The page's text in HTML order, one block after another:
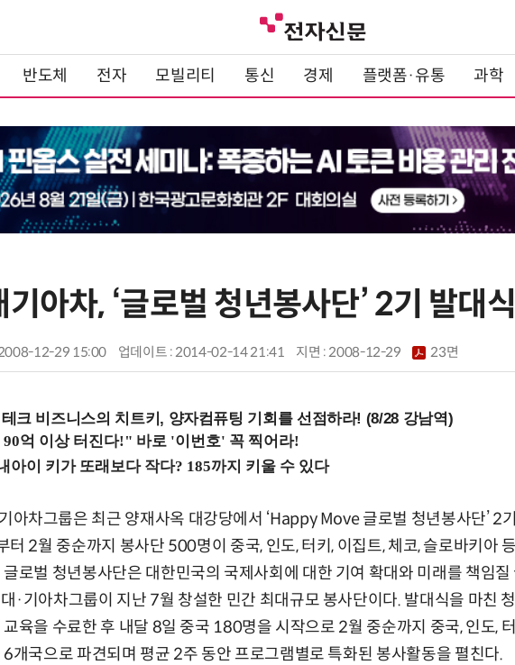
반도체 전자 모빌리티 통신 경제 플랫폼·유통 과학
기아차, ‘글로벌 청년봉사단’ 2기 발대식
12-29 15:00 업데이트 : 2014-02-14 21:41 지면 :2008-12-29 23면
크 비즈니스의 치트키, 양자컴퓨팅 기회를 선점하라! (8/28 강남역)
아차그룹은 최근 양재사옥 대강당에서 ‘Happy Move 글로벌 청년봉사단’ 2
터 2월 중순까지 봉사단 500명이 중국, 인도, 터키, 이집트, 체코, 슬로바키아
글로벌 청년봉사단은 대한민국의 국제사회에 대한 기여 확대와 미래를 책임
·기아차그룹이 지난 7월 창설한 민간 최대규모 봉사단이다. 발대식을 마친
교육을 수료한 후 내달 8일 중국 180명을 시작으로 2월 중순까지 중국, 인도,
6개국으로 파견되며 평균 2주 동안 프로그램별로 특화된 봉사활동을 펼친다.